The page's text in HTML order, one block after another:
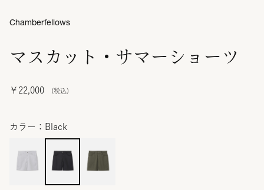
マスカット・サマーショーツ
￥22,000
Chamberfellows
カラー：Black